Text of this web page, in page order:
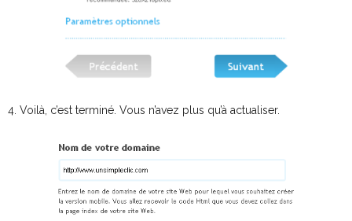
4. Voilà, c’est terminé. Vous n’avez plus qu’à actualiser.